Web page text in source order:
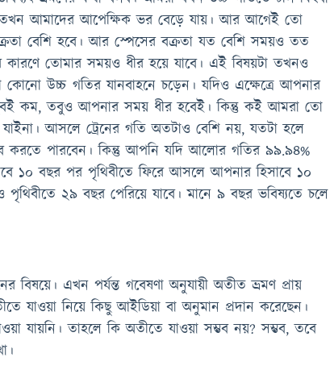
আমাদের আপেক্ষিক ভর বেড়ে যায়। আর আগেই তো
বেশি হবে। আর স্পেসের বক্রতা যত বেশি সময়ও তত
তোমার সময়ও ধীর হয়ে যাবে। এই বিষয়টা তখনও
উচ্চ গতির যানবাহনে চড়েন। যদিও এক্ষেত্রে আপনার
কম, তবুও আপনার সময় ধীর হবেই। কিন্তু কই আমরা তো
যাইনা। আসলে ট্রেনের গতি অতটাও বেশি নয়, যতটা হলে
পারবেন। কিন্তু আপনি যদি আলোর গতির ৯৯.৯৪%
১০ বছর পর পৃথিবীতে ফিরে আসলে আপনার হিসাবে ১০
২৯ বছর পেরিয়ে যাবে। মানে ৯ বছর ভবিষ্যতে চলে
এখন পর্যন্ত গবেষণা অনুযায়ী অতীত ভ্রমণ প্রায়
যাওয়া নিয়ে কিছু আইডিয়া বা অনুমান প্রদান করেছেন।
যায়নি। তাহলে কি অতীতে যাওয়া সম্ভব নয়? সম্ভব, তবে